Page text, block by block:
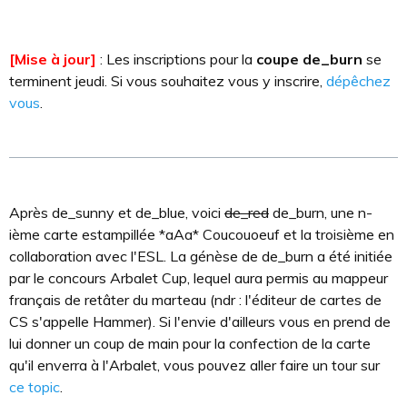
[Mise à jour] : Les inscriptions pour la coupe de_burn se
terminent jeudi. Si vous souhaitez vous y inscrire, dépêchez
vous.
Après de_sunny et de_blue, voici de_red de_burn, une n-
ième carte estampillée *aAa* Coucouoeuf et la troisième en
collaboration avec l'ESL. La génèse de de_burn a été initiée
par le concours Arbalet Cup, lequel aura permis au mappeur
français de retâter du marteau (ndr : l'éditeur de cartes de
CS s'appelle Hammer). Si l'envie d'ailleurs vous en prend de
lui donner un coup de main pour la confection de la carte
qu'il enverra à l'Arbalet, vous pouvez aller faire un tour sur
ce topic.